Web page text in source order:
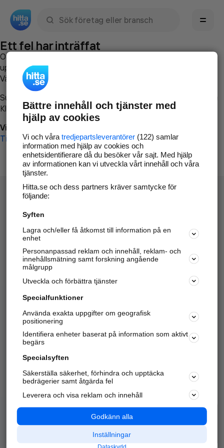
Ett fel har inträffat
Om du vill kan du
uppstod så att vi lättare och snabbare kan avhjälpa det.
Vänligen försök med följande:
Surfa till
Klicka påTillbaka-knappen i webbläsaren och försök igen
Vi beklagar besväret!
Till startsidan
Hitta.se - Gratis nummerupplysning.
Sök företag, personer och platser.
Hitta telefonnummer, adresser, företagsinfo mm.
Marknadsför företaget
Kom igång och annonsera mot
samarbetspartners nära dig.
Alla kategorier
Populära sökningar
API & Kartor
Annonsera
Integritet
Nödnummer
Bättre innehåll och tjänster med
hjälp av cookies
Vi och våra tredjepartsleverantörer(122) samlar
information med hjälp av cookies och
enhetsidentifierare då du besöker vår sajt. Med hjälp
av informationen kan vi utveckla vårt innehåll och våra
tjänster.
Hitta.se och dess partners kräver samtycke för
följande:
Syften
Lagra och/eller få åtkomst till information på en
enhet
Personanpassad reklam och innehåll, reklam- och
innehållsmätning samt forskning angående
målgrupp
Utveckla och förbättra tjänster
Specialfunktioner
Använda exakta uppgifter om geografisk
positionering
Identifiera enheter baserat på information som aktivt
begärs
Specialsyften
Säkerställa säkerhet, förhindra och upptäcka
bedrägerier samt åtgärda fel
Leverera och visa reklam och innehåll
Godkänn alla
Inställningar
Dataskydd